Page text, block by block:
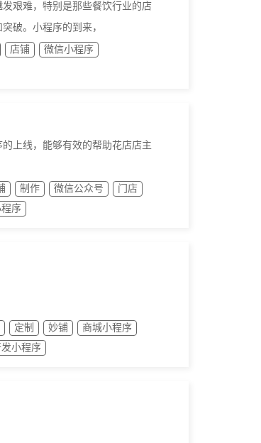
艰难，特别是那些餐饮行业的店
破。小程序的到来，
店铺
微信小程序
上线，能够有效的帮助花店店主
制作 微信公众号
门店
序
定制 妙铺
商城小程序
小程序